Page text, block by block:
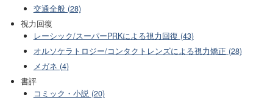
交通全般 (28)
視力回復
レーシック/スーパーPRKによる視力回復 (43)
オルソケラトロジー/コンタクトレンズによる視力矯正 (28)
メガネ (4)
書評
コミック・小説 (20)